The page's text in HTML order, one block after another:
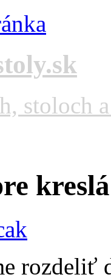
stoloch
rozdeliť